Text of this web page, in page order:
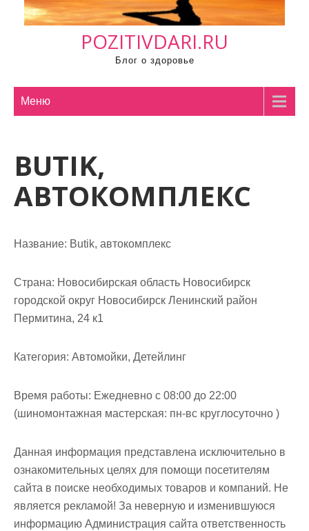
POZITIVDARI.RU
Блог о здоровье
Меню
BUTIK,
АВТОКОМПЛЕКС
Название: Butik, автокомплекс
Страна: Новосибирская область Новосибирск
городской округ Новосибирск Ленинский район
Пермитина, 24 к1
Категория: Автомойки, Детейлинг
Время работы: Ежедневно с 08:00 до 22:00
(шиномонтажная мастерская: пн-вс круглосуточно )
Данная информация представлена исключительно в
ознакомительных целях для помощи посетителям
сайта в поиске необходимых товаров и компаний. Не
является рекламой! За неверную и изменившуюся
информацию Администрация сайта ответственность